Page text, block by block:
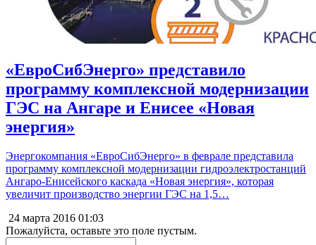
«ЕвроСибЭнерго» представило
программу комплексной модернизации
ГЭС на Ангаре и Енисее «Новая
энергия»
Энергокомпания «ЕвроСибЭнерго» в феврале представила
программу комплексной модернизации гидроэлектростанций
Ангаро-Енисейского каскада «Новая энергия», которая
увеличит производство энергии ГЭС на 1,5…
24 марта 2016 01:03
Пожалуйста, оставьте это поле пустым.